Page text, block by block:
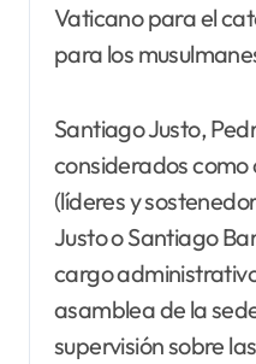
Vaticano para el
para los
Santiago Justo,
considerados como
(líderes y
Justo o Santiago
cargo
asamblea de la
supervisión sobre